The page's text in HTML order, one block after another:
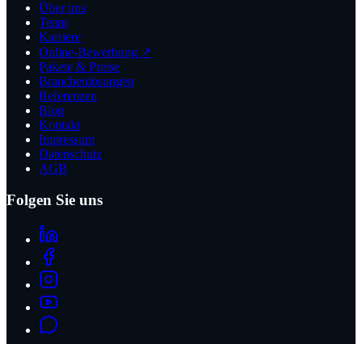
Über uns
Team
Karriere
Online-Bewerbung ↗
Pakete & Preise
Branchenlösungen
Referenzen
Blog
Kontakt
Impressum
Datenschutz
AGB
Folgen Sie uns